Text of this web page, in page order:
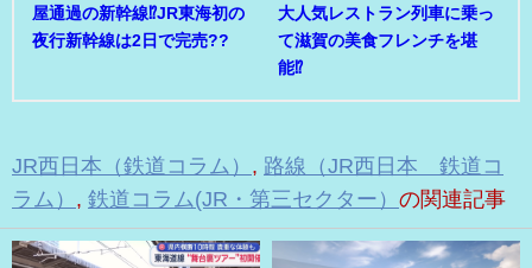
屋通過の新幹線⁉JR東海初の
夜行新幹線は2日で完売??
大人気レストラン列車に乗っ
て滋賀の美食フレンチを堪
能⁉
JR西日本（鉄道コラム） , 路線（JR西日本 鉄道コ
ラム） , 鉄道コラム(JR・第三セクター） の関連記事